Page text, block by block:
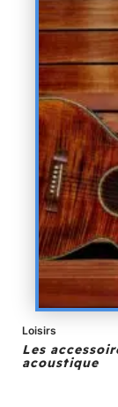
Loisirs
Les
acoustique